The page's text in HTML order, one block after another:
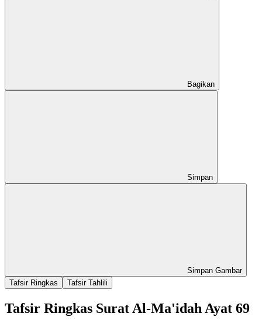
Bagikan
Simpan
Simpan Gambar
Tafsir Ringkas
Tafsir Tahlili
Tafsir Ringkas Surat Al-Ma'idah Ayat 69